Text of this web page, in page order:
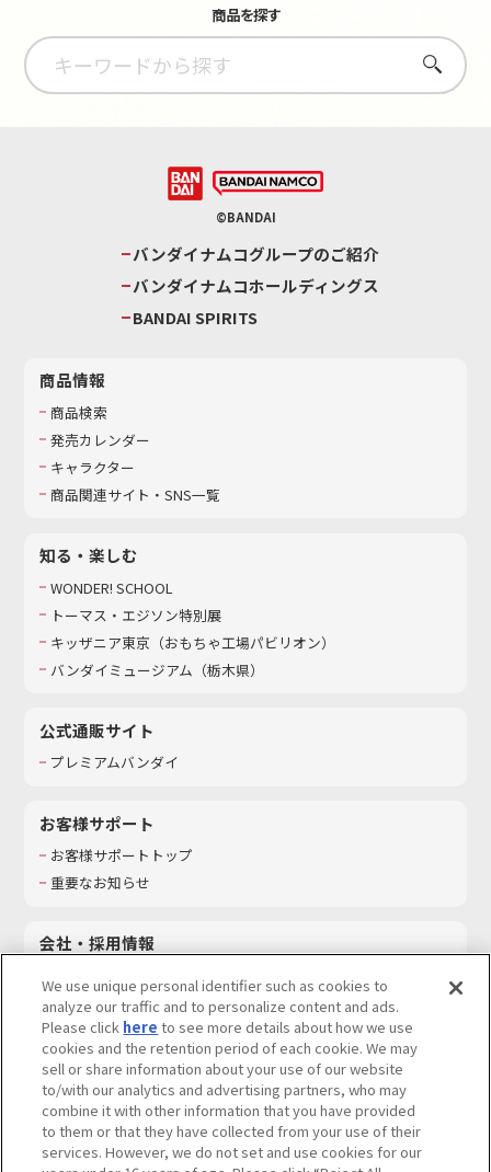
商品を探す
さがす
©BANDAI
バンダイナムコグループのご紹介
バンダイナムコホールディングス
BANDAI SPIRITS
商品情報
商品検索
発売カレンダー
キャラクター
商品関連サイト・SNS一覧
知る・楽しむ
WONDER! SCHOOL
トーマス・エジソン特別展
キッザニア東京（おもちゃ工場パビリオン）​
バンダイミュージアム（栃木県）
公式通販サイト
プレミアムバンダイ
お客様サポート
お客様サポートトップ
重要なお知らせ
会社・採用情報
採用情報
サステナビリティ
お問い合わせ
ウェブサイトご利用条件 ソーシャルメディアポリシー
We use unique personal identifier such as cookies to
analyze our traffic and to personalize content and ads.
Please click here to see more details about how we use
cookies and the retention period of each cookie. We may
sell or share information about your use of our website
to/with our analytics and advertising partners, who may
combine it with other information that you have provided
to them or that they have collected from your use of their
services. However, we do not set and use cookies for our